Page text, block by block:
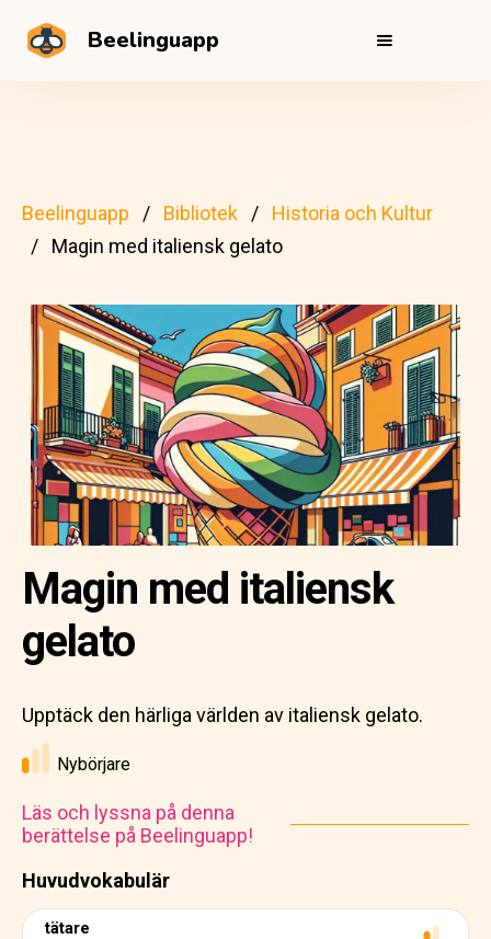
Beelinguapp
Beelinguapp Bibliotek
Historia och Kultur
Magin med italiensk gelato
Huvudvokabulär
tätare
Magin med italiensk
gelato
Upptäck den härliga världen av italiensk gelato.
Nybörjare
Läs och lyssna på denna
berättelse på Beelinguapp!